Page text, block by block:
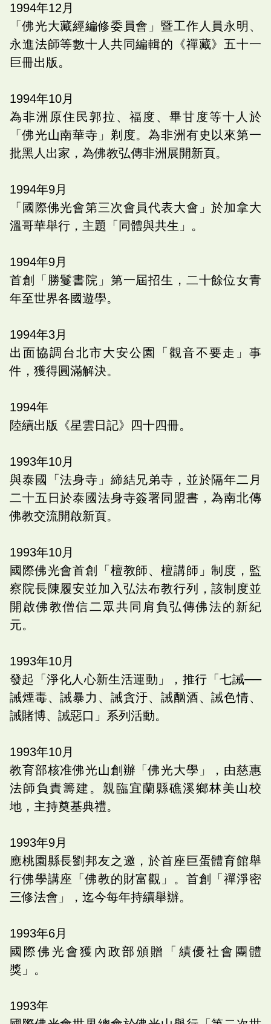
1994年12 月
「佛光大藏經編修委員會」暨工作人員永明、
永進法師等數十人共同編輯的《禪藏》五十一
巨冊出版。
1994年10月
為非洲原住民郭拉、福度、畢甘度等十人於
「佛光山南華寺」剃度。為非洲有史以來第一
批黑人出家，為佛教弘傳非洲展開新頁。
1994年9月
「國際佛光會第三次會員代表大會」於加拿大
溫哥華舉行，主題「同體與共生」。
1994年9月
首創「勝鬘書院」第一屆招生，二十餘位女青
年至世界各國遊學。
1994年3月
出面協調台北市大安公園「觀音不要走」事
件，獲得圓滿解決。
1994年
陸續出版《星雲日記》四十四冊。
1993年10月
與泰國「法身寺」締結兄弟寺，並於隔年二月
二十五日於泰國法身寺簽署同盟書，為南北傳
佛教交流開啟新頁。
1993年10月
國際佛光會首創「檀教師、檀講師」制度，監
察院長陳履安並加入弘法布教行列，該制度並
開啟佛教僧信二眾共同肩負弘傳佛法的新紀
元。
1993年10月
發起「淨化人心新生活運動」，推行「七誡──
誡煙毒、誡暴力、誡貪汙、誡酗酒、誡色情、
誡賭博、誡惡口」系列活動。
1993年10月
教育部核准佛光山創辦「佛光大學」，由慈惠
法師負責籌建。親臨宜蘭縣礁溪鄉林美山校
地，主持奠基典禮。
1993年9月
應桃園縣長劉邦友之邀，於首座巨蛋體育館舉
行佛學講座「佛教的財富觀」。首創「禪淨密
三修法會」，迄今每年持續舉辦。
1993年6月
國際佛光會獲內政部頒贈「績優社會團體
獎」。
1993年